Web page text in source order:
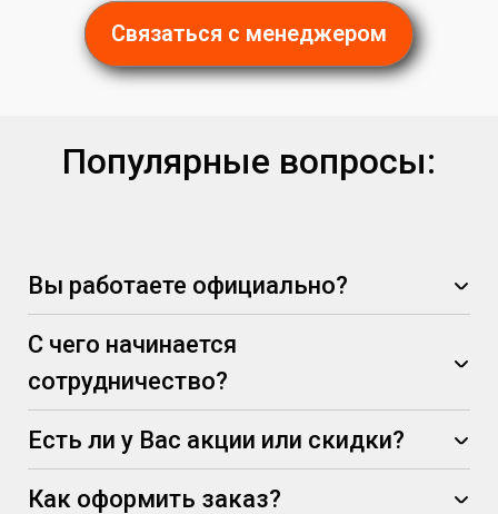
Связаться с менеджером
Популярные вопросы:
Вы работаете официально?
С чего начинается
сотрудничество?
Есть ли у Вас акции или скидки?
Как оформить заказ?